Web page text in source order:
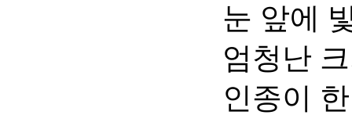
눈 앞에
엄청난
인종이